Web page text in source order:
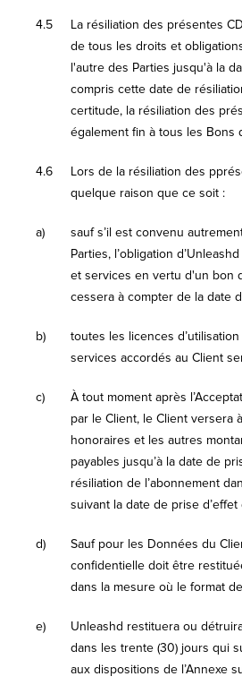
4.5
La résiliation des présentes
de tous les droits et
l'autre des Parties jusqu'à la
compris cette date de
certitude, la résiliation des
également fin à tous les Bons
4.6
Lors de la résiliation des
quelque raison que ce soit :
a)
sauf s’il est convenu
Parties, l’obligation
et services en vertu d'un bon
cessera à compter de la date
b)
toutes les licences
services accordés au Client
c)
À tout moment après
par le Client, le Client versera
honoraires et les autres
payables jusqu’à la date de
résiliation de l’abonnement
suivant la date de prise
d)
Sauf pour les Données du
confidentielle doit être
dans la mesure où le format
e)
Unleashd restituera ou
dans les trente (30) jours qui
aux dispositions de l’Annexe